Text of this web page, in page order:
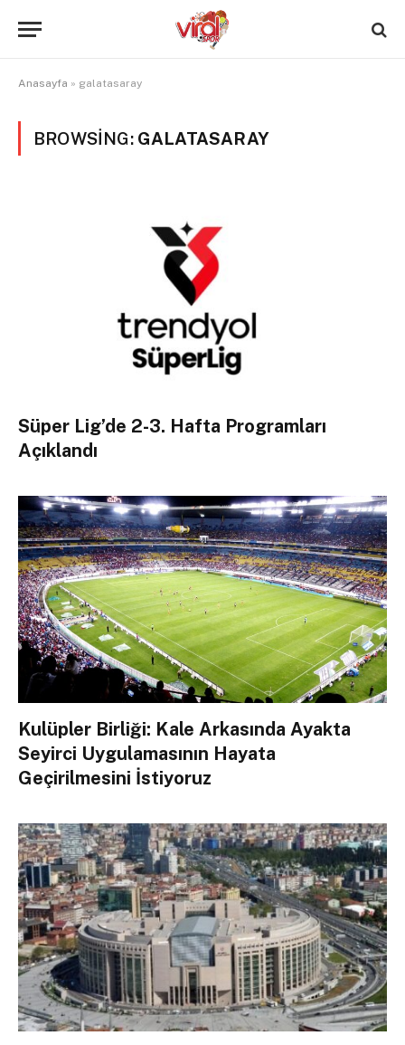
Anasayfa » galatasaray
BROWSING: GALATASARAY
Süper Lig’de 2-3. Hafta Programları
Açıklandı
Kulüpler Birliği: Kale Arkasında Ayakta
Seyirci Uygulamasının Hayata
Geçirilmesini İstiyoruz